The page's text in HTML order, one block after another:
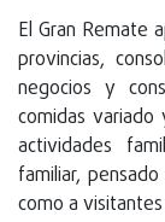
El Gran Remate
provincias,
negocios y
comidas
actividades
familiar,
como a